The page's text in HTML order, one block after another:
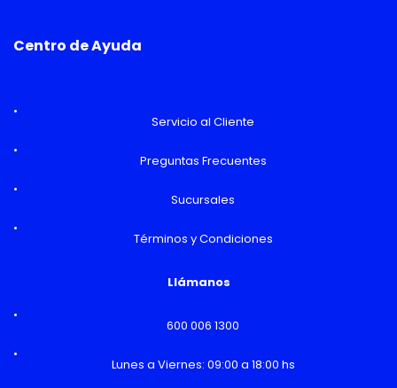
Centro de Ayuda
Servicio al Cliente
Preguntas Frecuentes
Sucursales
Términos y Condiciones
Llámanos
600 006 1300
Lunes a Viernes: 09:00 a 18:00 hs